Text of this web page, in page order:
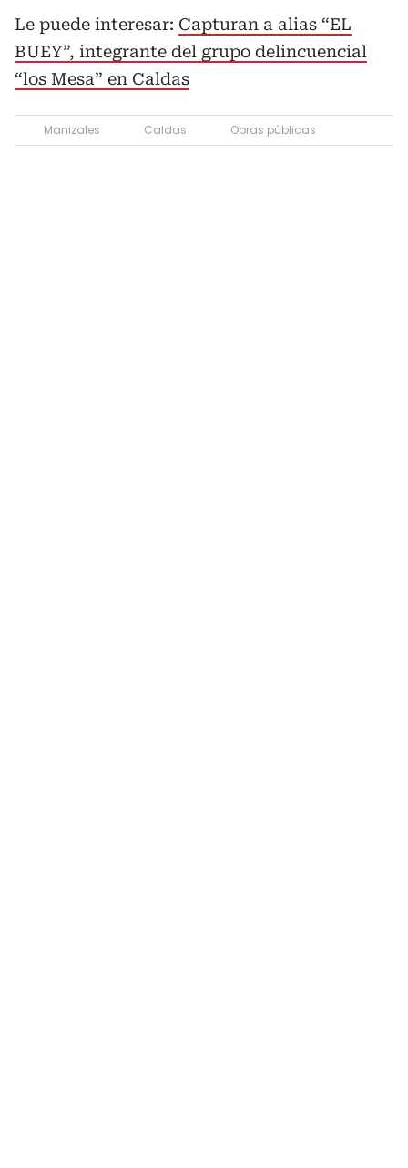
Le puede interesar: Capturan a alias “EL
BUEY”, integrante del grupo delincuencial
“los Mesa” en Caldas
Manizales Caldas Obras públicas